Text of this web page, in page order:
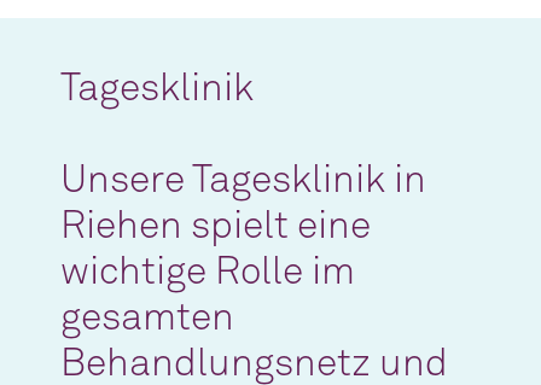
Tagesklinik
Unsere Tagesklinik in
Riehen spielt eine
wichtige Rolle im
gesamten
Behandlungsnetz und